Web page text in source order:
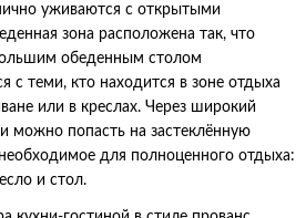
уживаются с открытыми
зона расположена так, что
обеденным столом
с теми, кто находится в зоне отдыха
или в креслах. Через широкий
можно попасть на застеклённую
для полноценного отдыха:
и стол.